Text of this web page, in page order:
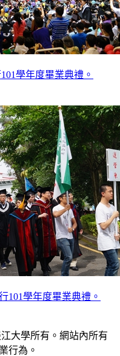
學年度畢業典禮。
101學年度畢業典禮。
大學所有。網站內所有
行為。